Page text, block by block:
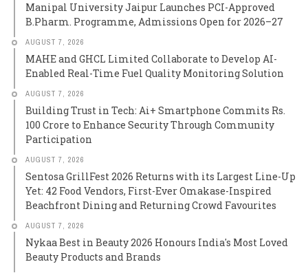
Manipal University Jaipur Launches PCI-Approved
B.Pharm. Programme, Admissions Open for 2026–27
AUGUST 7, 2026
MAHE and GHCL Limited Collaborate to Develop AI-
Enabled Real-Time Fuel Quality Monitoring Solution
AUGUST 7, 2026
Building Trust in Tech: Ai+ Smartphone Commits Rs.
100 Crore to Enhance Security Through Community
Participation
AUGUST 7, 2026
Sentosa GrillFest 2026 Returns with its Largest Line-Up
Yet: 42 Food Vendors, First-Ever Omakase-Inspired
Beachfront Dining and Returning Crowd Favourites
AUGUST 7, 2026
Nykaa Best in Beauty 2026 Honours India's Most Loved
Beauty Products and Brands